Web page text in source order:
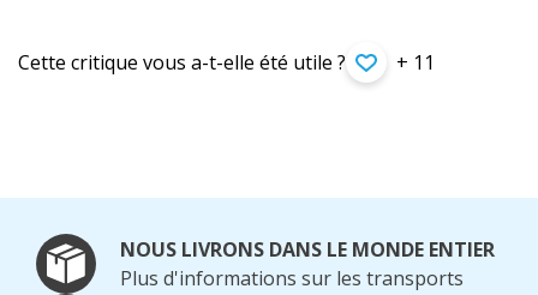
Cette critique vous a-t-elle été utile ? + 11
NOUS LIVRONS DANS LE MONDE ENTIER
Plus d'informations sur les transports